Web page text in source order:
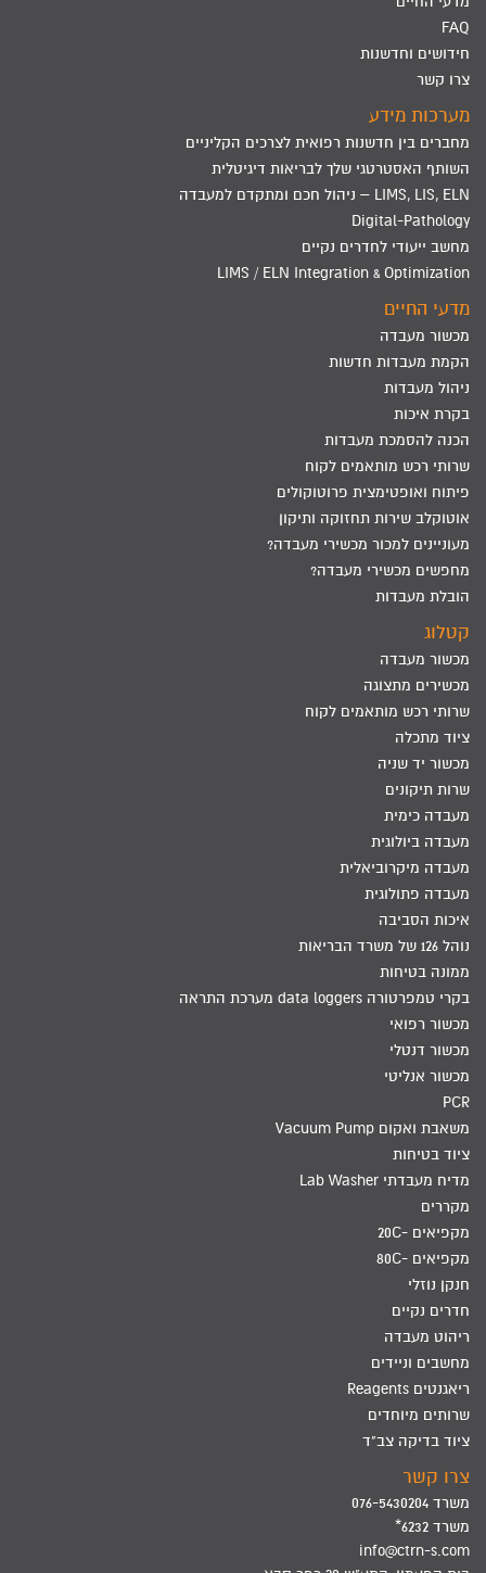
FAQ
חידושים וחדשנות
צרו קשר
מערכות מידע
מחברים בין חדשנות רפואית לצרכים הקליניים
השותף האסטרטגי שלך לבריאות דיגיטלית
LIMS, LIS, ELN – ניהול חכם ומתקדם למעבדה
Digital-Pathology
מחשב ייעודי לחדרים נקיים
LIMS / ELN Integration & Optimization
מדעי החיים
מכשור מעבדה
הקמת מעבדות חדשות
ניהול מעבדות
בקרת איכות
הכנה להסמכת מעבדות
שרותי רכש מותאמים לקוח
פיתוח ואופטימצית פרוטוקולים
אוטוקלב שירות תחזוקה ותיקון
מעוניינים למכור מכשירי מעבדה?
מחפשים מכשירי מעבדה?
הובלת מעבדות
קטלוג
מכשור מעבדה
מכשירים מתצוגה
שרותי רכש מותאמים לקוח
ציוד מתכלה
מכשור יד שניה
שרות תיקונים
מעבדה כימית
מעבדה ביולוגית
מעבדה מיקרוביאלית
מעבדה פתולוגית
איכות הסביבה
נוהל 126 של משרד הבריאות
ממונה בטיחות
בקרי טמפרטורה data loggers מערכת התראה
מכשור רפואי
מכשור דנטלי
מכשור אנליטי
PCR
משאבת ואקום Vacuum Pump
ציוד בטיחות
מדיח מעבדתי Lab Washer
מקררים
מקפיאים -20C
מקפיאים -80C
חנקן נוזלי
חדרים נקיים
ריהוט מעבדה
מחשבים וניידים
ריאגנטים Reagents
שרותים מיוחדים
ציוד בדיקה צב"ד
צרו קשר
משרד 076-5430204
משרד 6232*
info@ctrn-s.com